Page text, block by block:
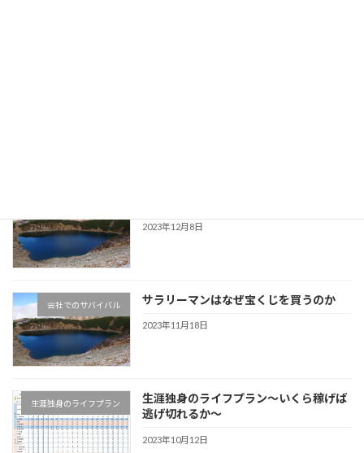
2023年12月8日
会社でのサバイバル サラリーマンはなぜ宝くじを買うのか
2023年11月18日
生涯独身のライフプラン
生涯独身のライフプラン～いくら稼げば
逃げ切れるか～
2023年10月12日